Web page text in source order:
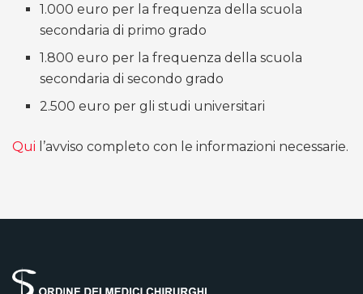
1.000 euro per la frequenza della scuola
secondaria di primo grado
1.800 euro per la frequenza della scuola
secondaria di secondo grado
2.500 euro per gli studi universitari
Qui l’avviso completo con le informazioni necessarie.